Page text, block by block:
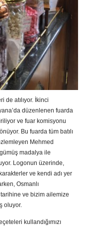
de atılıyor. İkinci
düzenlenen fuarda
ve fuar komisyonu
Bu fuarda tüm batılı
Mehmed
madalya ile
Logonun üzerinde,
ve kendi adı yer
Osmanlı
tarihine ve bizim ailemize
oluyor.
kullandığımızı